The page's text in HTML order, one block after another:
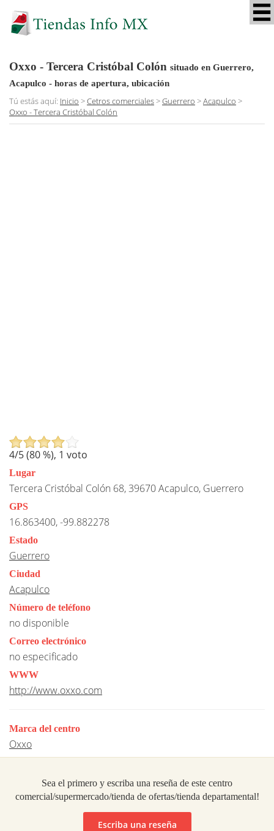
Oxxo - Tercera Cristóbal Colón situado en Guerrero,
Acapulco - horas de apertura, ubicación
Tú estás aquí: Inicio >Cetros comerciales>Guerrero >Acapulco >
Oxxo - Tercera Cristóbal Colón
4/5 (80%), 1 voto
Lugar
Tercera Cristóbal Colón 68, 39670 Acapulco, Guerrero
GPS
16.863400, -99.882278
Estado
Guerrero
Ciudad
Acapulco
Número de teléfono
no disponible
Correo electrónico
no especificado
WWW
http://www.oxxo.com
Marca del centro
Oxxo
Sea el primero y escriba una reseña de este centro
comercial/supermercado/tienda de ofertas/tienda departamental!
Escriba una reseña